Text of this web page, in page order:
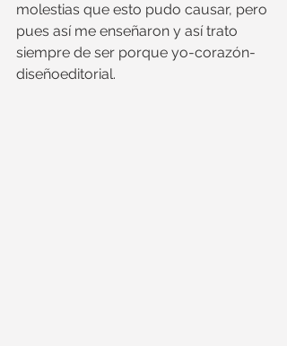
molestias que esto pudo causar, pero
pues así me enseñaron y así trato
siempre de ser porque yo-corazón-
diseñoeditorial.